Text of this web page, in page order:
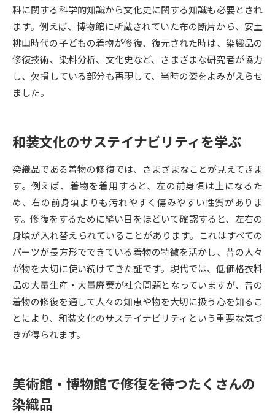
大学で学べる内容や特徴を調べる
新増設大学・学部・学科特集
国際・グローバルに強い大学特
集
データサイエンス特集
（高3生用）
（高2生用）
SELFBRAND特集ページ
オープンキャンパスなどを調べる
オープンキャンパス検索 実施プログラムから探す
来場型・Web型イベント特集 夢ナビライブ
志望校・出願校を調べる
料に関する科学的知識から文化史に関する知識も必要とされ
ます。例えば、博物館に所蔵されていた布の断片から、安土
桃山時代の子どもの着物が修復、復元された時は、染織品の
修復技術、染料分析、文化史など、さまざまな研究者が協力
し、欠損している部分も再現して、当時の姿をよみがえらせ
ました。
和装文化のサステイナビリティを学ぶ
染織品である着物の修復では、さまざまなことが見えてきま
す。例えば、着物を着用すると、左の前身頃は上になるた
め、右の前身頃よりも汚れやすく傷みやすい性質がありま
す。修復をするために縫い目をほどいて確認すると、左右の
身頃が入れ替えられていることがあります。これはすべての
パーツが長方形でできている着物の特徴を活かし、昔の人々
が物を大切に使い続けてきた証です。現代では、低価格衣料
品の大量生産・大量廃棄が社会問題となっていますが、昔の
着物の修復を通して人々の知恵や物を大切に扱う心を知るこ
とにより、和装文化のサステイナビリティという重要な気づ
きが得られます。
美術館・博物館で修復を待つたくさんの
染織品